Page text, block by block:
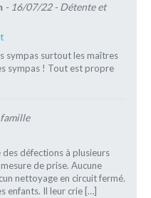
- 16/07/22- Détente et
sympas surtout les maîtres
sympas ! Tout est propre
défections à plusieurs
de prise. Aucune
nettoyage en circuit fermé.
enfants. Il leur crie […]